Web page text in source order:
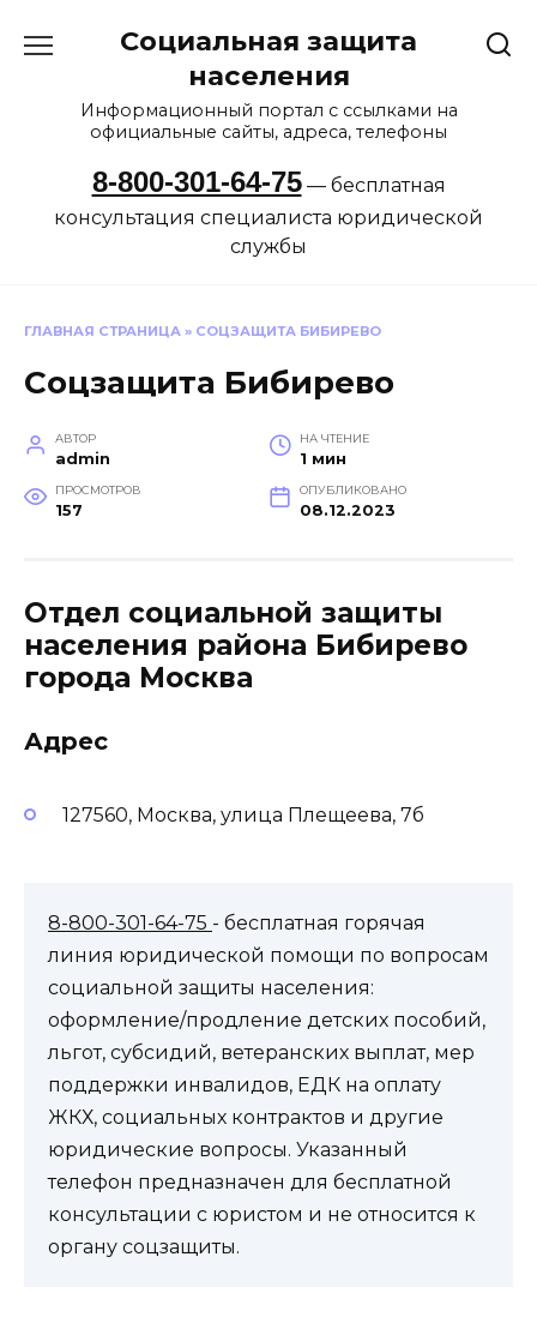
Социальная защита
населения
Информационный портал с ссылками на
официальные сайты, адреса, телефоны
8-800-301-64-75— бесплатная
консультация специалиста юридической
службы
ГЛАВНАЯ СТРАНИЦА » СОЦЗАЩИТА БИБИРЕВО
Соцзащита Бибирево
АВТОР
admin
НА ЧТЕНИЕ
1 мин
ПРОСМОТРОВ
157
ОПУБЛИКОВАНО
08.12.2023
Отдел социальной защиты
населения района Бибирево
города Москва
Адрес
127560, Москва, улица Плещеева, 7б
8-800-301-64-75 - бесплатная горячая
линия юридической помощи по вопросам
социальной защиты населения:
оформление/продление детских пособий,
льгот, субсидий, ветеранских выплат, мер
поддержки инвалидов, ЕДК на оплату
ЖКХ, социальных контрактов и другие
юридические вопросы. Указанный
телефон предназначен для бесплатной
консультации с юристом и не относится к
органу соцзащиты.